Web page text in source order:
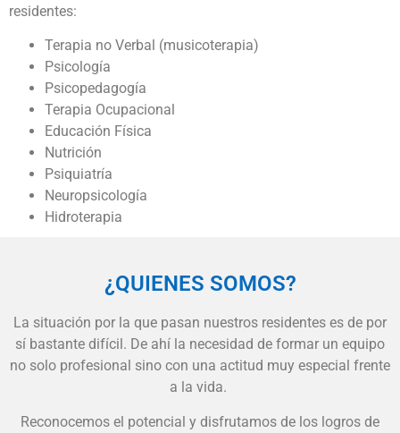
residentes:
Terapia no Verbal (musicoterapia)
Psicología
Psicopedagogía
Terapia Ocupacional
Educación Física
Nutrición
Psiquiatría
Neuropsicología
Hidroterapia
¿QUIENES SOMOS?
La situación por la que pasan nuestros residentes es de por
sí bastante difícil. De ahí la necesidad de formar un equipo
no solo profesional sino con una actitud muy especial frente
a la vida.
Reconocemos el potencial y disfrutamos de los logros de